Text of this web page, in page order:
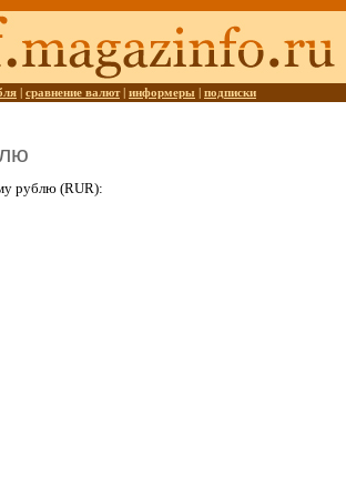
сравнение валют| информеры подписки
рублю (RUR):